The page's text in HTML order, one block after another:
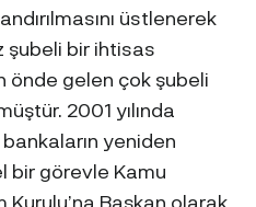
üstlenerek
şubeli bir ihtisas
önde gelen çok şubeli
2001 yılında
yeniden
bir görevle Kamu
Kurulu’na Başkan olarak